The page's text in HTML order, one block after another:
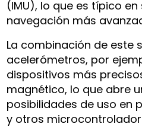
(IMU), lo que es típico
navegación más
La combinación de este
acelerómetros, por
dispositivos más
magnético, lo que abre
posibilidades de uso en
y otros